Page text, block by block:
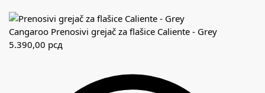
Cangaroo Prenosivi grejač za flašice Caliente - Grey
5.390,00 рсд